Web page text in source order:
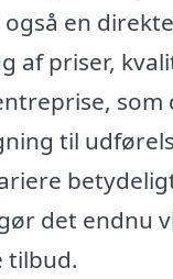
en direkte
af priser,
til
det endnu
tilbud.